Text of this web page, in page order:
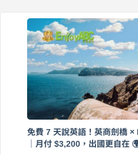
免費 7 天說英語！英商劍橋
｜月付 $3,200，出國更自在